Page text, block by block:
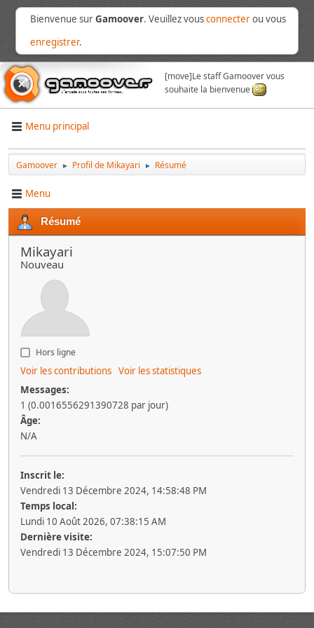
Bienvenue surGamoover. Veuillez vousconnecterou vous
enregistrer.
[move]Le staff Gamoover vous
souhaite la bienvenue
Menu principal
Gamoover ► Profil de Mikayari ► Résumé
Menu
Résumé
Mikayari
Nouveau
Hors ligne
Voir les contributions Voir les statistiques
Messages:
1 (0.0016556291390728 par jour)
Âge:
N/A
Inscrit le:
Vendredi 13 Décembre 2024, 14:58:48 PM
Temps local:
Lundi 10 Août 2026, 07:38:15 AM
Dernière visite:
Vendredi 13 Décembre 2024, 15:07:50 PM